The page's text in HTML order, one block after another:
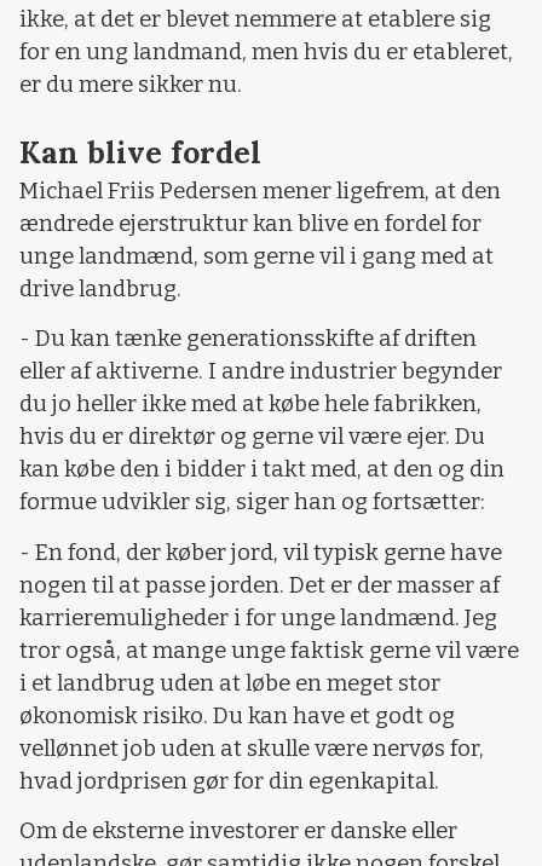
ikke, at det er blevet nemmere at etablere sig
for en ung landmand, men hvis du er etableret,
er du mere sikker nu.
Kan blive fordel
Michael Friis Pedersen mener ligefrem, at den
ændrede ejerstruktur kan blive en fordel for
unge landmænd, som gerne vil i gang med at
drive landbrug.
- Du kan tænke generationsskifte af driften
eller af aktiverne. I andre industrier begynder
du jo heller ikke med at købe hele fabrikken,
hvis du er direktør og gerne vil være ejer. Du
kan købe den i bidder i takt med, at den og din
formue udvikler sig, siger han og fortsætter:
- En fond, der køber jord, vil typisk gerne have
nogen til at passe jorden. Det er der masser af
karrieremuligheder i for unge landmænd. Jeg
tror også, at mange unge faktisk gerne vil være
i et landbrug uden at løbe en meget stor
økonomisk risiko. Du kan have et godt og
vellønnet job uden at skulle være nervøs for,
hvad jordprisen gør for din egenkapital.
Om de eksterne investorer er danske eller